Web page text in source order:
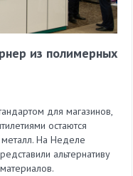
из полимерных
для магазинов,
остаются
На Неделе
альтернативу